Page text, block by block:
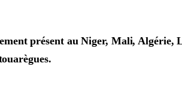
présent au Niger, Mali,